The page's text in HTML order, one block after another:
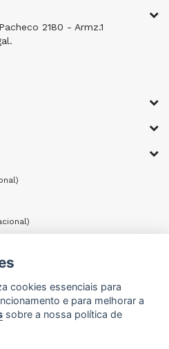
2180 - Armz.1
MENSAGEM
cookies essenciais para
e para melhorar a
sobre a nossa política de